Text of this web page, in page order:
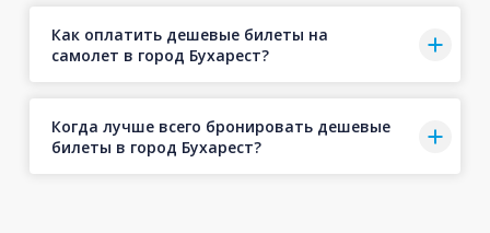
Как оплатить дешевые билеты на
самолет в город Бухарест?
Когда лучше всего бронировать дешевые
билеты в город Бухарест?